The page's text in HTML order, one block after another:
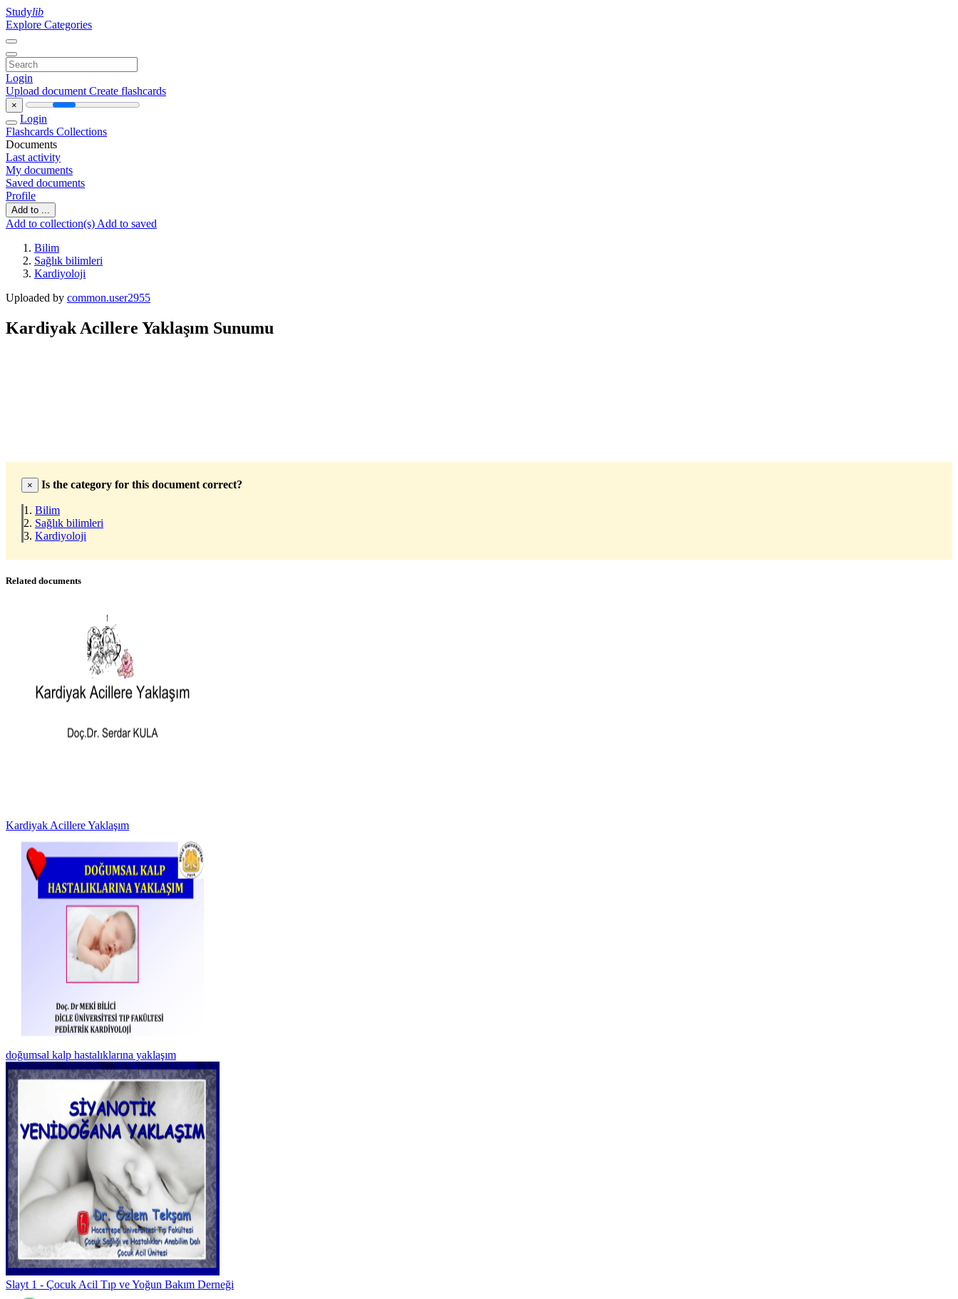
Studylib
Explore Categories
Login
Upload document Create flashcards
×
Login
Flashcards Collections
Documents
Last activity
My documents
Saved documents
Profile
Add to ...
Add to collection(s) Add to saved
Bilim
Sağlık bilimleri
Kardiyoloji
Uploaded by common.user2955
Kardiyak Acillere Yaklaşım Sunumu
× Is the category for this document correct?
Bilim
Sağlık bilimleri
Kardiyoloji
Related documents
Kardiyak Acillere Yaklaşım
doğumsal kalp hastalıklarına yaklaşım
Slayt 1 - Çocuk Acil Tıp ve Yoğun Bakım Derneği